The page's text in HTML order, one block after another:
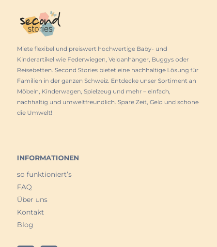
Miete flexibel und preiswert hochwertige Baby- und
Kinderartikel wie Federwiegen, Veloanhänger, Buggys oder
Reisebetten. Second Stories bietet eine nachhaltige Lösung für
Familien in der ganzen Schweiz. Entdecke unser Sortiment an
Möbeln, Kinderwagen, Spielzeug und mehr – einfach,
nachhaltig und umweltfreundlich. Spare Zeit, Geld und schone
die Umwelt!
INFORMATIONEN
so funktioniert’s
FAQ
Über uns
Kontakt
Blog